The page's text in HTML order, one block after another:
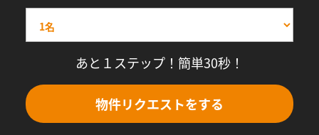
あと１ステップ！簡単30秒！
物件リクエストをする